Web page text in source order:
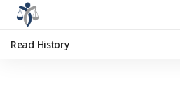
Read History